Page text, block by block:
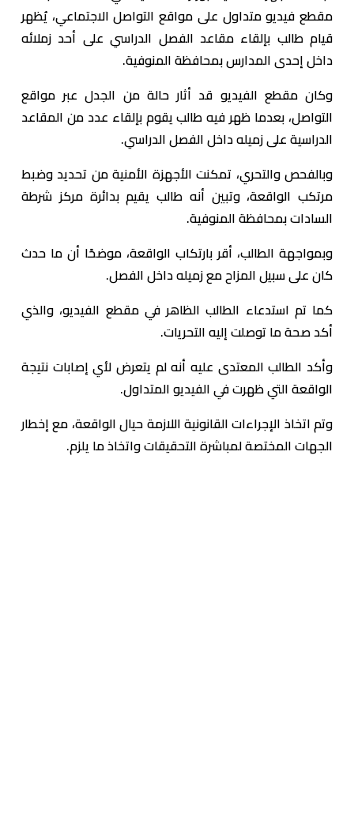
مقطع فيديو متداول على مواقع التواصل الاجتماعي، يُظهر
قيام طالب بإلقاء مقاعد الفصل الدراسي على أحد زملائه
داخل إحدى المدارس بمحافظة المنوفية.
وكان مقطع الفيديو قد أثار حالة من الجدل عبر مواقع
التواصل، بعدما ظهر فيه طالب يقوم بإلقاء عدد من المقاعد
الدراسية على زميله داخل الفصل الدراسي.
وبالفحص والتحري، تمكنت الأجهزة الأمنية من تحديد وضبط
مرتكب الواقعة، وتبين أنه طالب يقيم بدائرة مركز شرطة
السادات بمحافظة المنوفية.
وبمواجهة الطالب، أقر بارتكاب الواقعة، موضحًا أن ما حدث
كان على سبيل المزاح مع زميله داخل الفصل.
كما تم استدعاء الطالب الظاهر في مقطع الفيديو، والذي
أكد صحة ما توصلت إليه التحريات.
وأكد الطالب المعتدى عليه أنه لم يتعرض لأي إصابات نتيجة
الواقعة التي ظهرت في الفيديو المتداول.
وتم اتخاذ الإجراءات القانونية اللازمة حيال الواقعة، مع إخطار
الجهات المختصة لمباشرة التحقيقات واتخاذ ما يلزم.